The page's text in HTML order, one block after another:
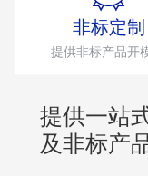
非标定制
提供非标产品开
提供一站
及非标产